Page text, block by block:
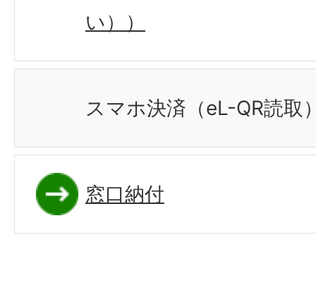
い））
スマホ決済（eL-QR読取
窓口納付